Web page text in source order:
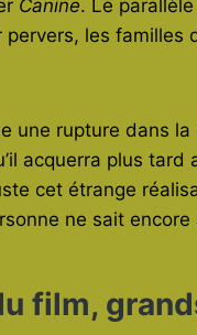
Canine. Le
les familles
une rupture dans
acquerra plus tard
cet étrange
ne sait
film,